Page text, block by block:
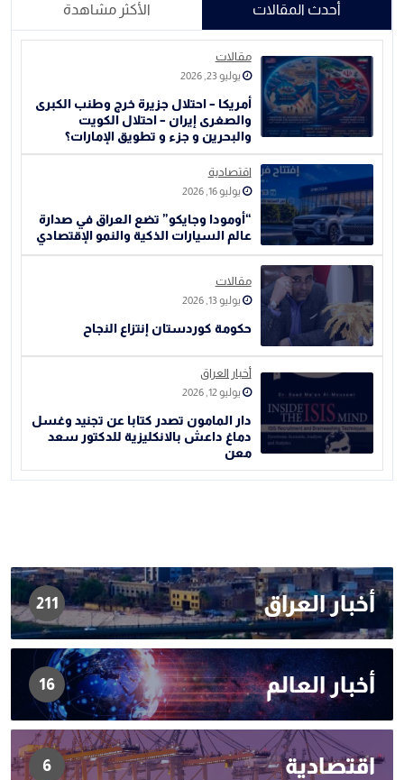
أحدث المقالات الأكثر مشاهدة
مقالات
يوليو 23, 2026
أمريكا – احتلال جزيرة خرج وطنب الكبرى
والصغرى إيران – احتلال الكويت
والبحرين و جزء و تطويق الإمارات؟
اقتصادية
يوليو 16, 2026
“أومودا وجايكو” تضع العراق في صدارة
عالم السيارات الذكية والنمو الإقتصادي
مقالات
يوليو 13, 2026
حكومة كوردستان إنتزاع النجاح
أخبار العراق
يوليو 12, 2026
دار المامون تصدر كتابا عن تجنيد وغسل
دماغ داعش بالانكليزية للدكتور سعد
معن
أخبار العراق 211
أخبار العالم 16
اقتصادية 6